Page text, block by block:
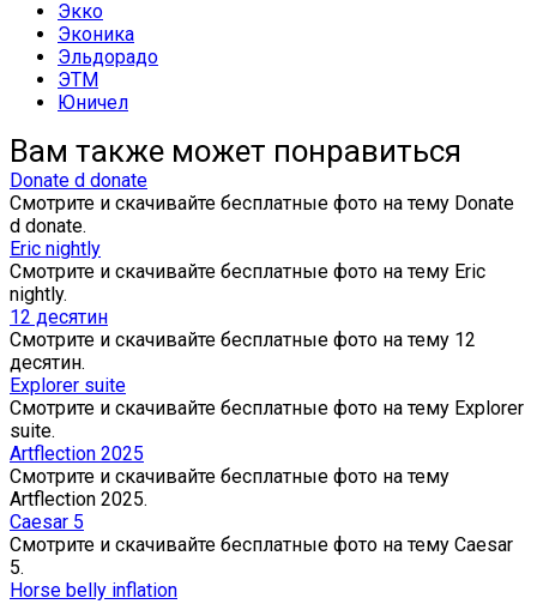
Экко
Эконика
Эльдорадо
ЭТМ
Юничел
Вам также может понравиться
Donate d donate
Смотрите и скачивайте бесплатные фото на тему Donate
d donate.
Eric nightly
Смотрите и скачивайте бесплатные фото на тему Eric
nightly.
12 десятин
Смотрите и скачивайте бесплатные фото на тему 12
десятин.
Explorer suite
Смотрите и скачивайте бесплатные фото на тему Explorer
suite.
Artflection 2025
Смотрите и скачивайте бесплатные фото на тему
Artflection 2025.
Caesar 5
Смотрите и скачивайте бесплатные фото на тему Caesar
5.
Horse belly inflation